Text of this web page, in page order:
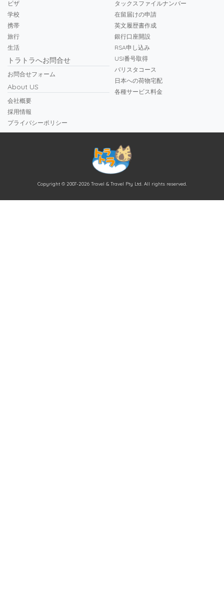
ビザ
学校
携帯
旅行
生活
トラトラへお問合せ
お問合せフォーム
About US
会社概要
採用情報
プライバシーポリシー
タックスファイルナンバー
在留届けの申請
英文履歴書作成
銀行口座開設
RSA申し込み
USI番号取得
バリスタコース
日本への荷物宅配
各種サービス料金
Copyright © 2007-2026 Travel & Travel Pty Ltd. All rights reserved.